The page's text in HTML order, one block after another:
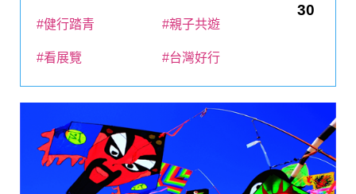
30
#健行踏青 #親子共遊
#看展覽 #台灣好行